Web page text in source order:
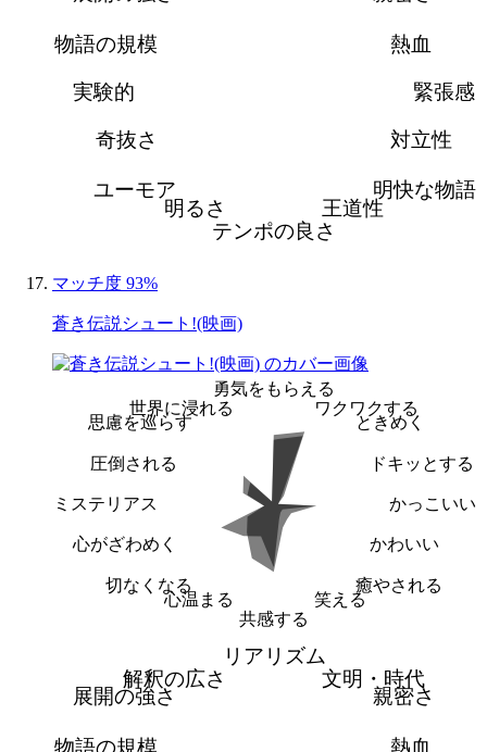
熱血
緊張感
対立性
明快な物語
王道性
テンポの良さ
明るさ
ユーモア
奇抜さ
実験的
物語の規模
マッチ度 93%
蒼き伝説シュート!(映画)
勇気をもらえる
ワクワクする
ときめく
ドキッとする
かっこいい
かわいい
癒やされる
笑える
共感する
心温まる
切なくなる
心がざわめく
ミステリアス
圧倒される
思慮を巡らす
世界に浸れる
リアリズム
文明・時代
親密さ
熱血
物語の規模
展開の強さ
解釈の広さ